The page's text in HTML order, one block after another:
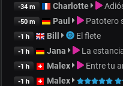
-34 m Charlotte
-50 m Paul Patotero
-1 h Bill El flete
-1 h Jana La
-1 h Malex Entre tu
-1 h Malex